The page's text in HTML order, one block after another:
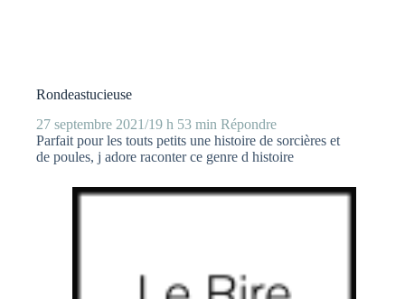
Rondeastucieuse
27 septembre 2021/19 h 53 min Répondre
Parfait pour les touts petits une histoire de sorcières et
de poules, j adore raconter ce genre d histoire